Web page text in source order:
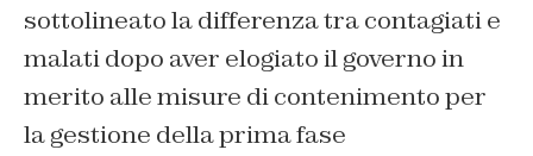
sottolineato la differenza tra contagiati e
malati dopo aver elogiato il governo in
merito alle misure di contenimento per
la gestione della prima fase